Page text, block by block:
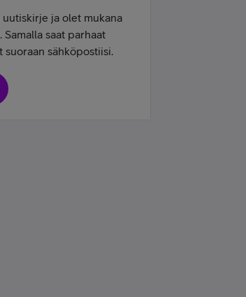
uutiskirje ja olet mukana
Samalla saat parhaat
suoraan sähköpostiisi.